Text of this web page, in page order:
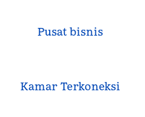
Pusat bisnis
Kamar Terkoneksi